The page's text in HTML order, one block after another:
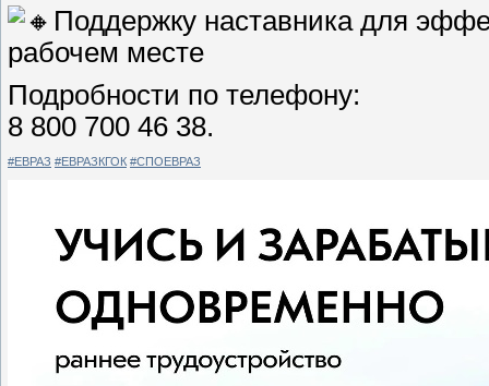
Поддержку наставника для
рабочем месте
Подробности по телефону:
8 800 700 46 38.
#ЕВРАЗ #ЕВРАЗКГОК #СПОЕВРАЗ